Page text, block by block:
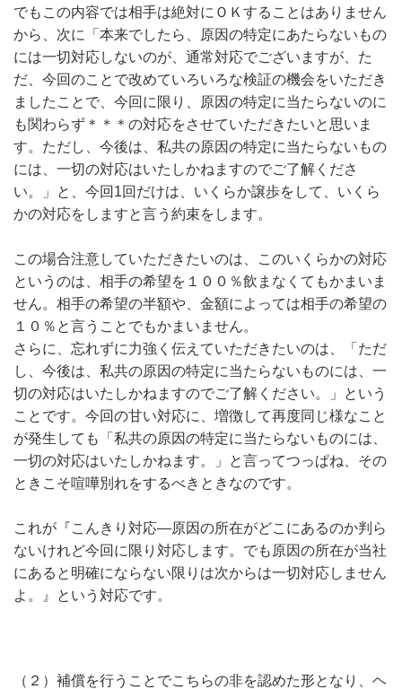
でもこの内容では相手は絶対にＯＫすることはありません
から、次に「本来でしたら、原因の特定にあたらないもの
には一切対応しないのが、通常対応でございますが、た
だ、今回のことで改めていろいろな検証の機会をいただき
ましたことで、今回に限り、原因の特定に当たらないのに
も関わらず＊＊＊の対応をさせていただきたいと思いま
す。ただし、今後は、私共の原因の特定に当たらないもの
には、一切の対応はいたしかねますのでご了解くださ
い。」と、今回1回だけは、いくらか譲歩をして、いくら
かの対応をしますと言う約束をします。
この場合注意していただきたいのは、このいくらかの対応
というのは、相手の希望を１００％飲まなくてもかまいま
せん。相手の希望の半額や、金額によっては相手の希望の
１０％と言うことでもかまいません。
さらに、忘れずに力強く伝えていただきたいのは、「ただ
し、今後は、私共の原因の特定に当たらないものには、一
切の対応はいたしかねますのでご了解ください。」という
ことです。今回の甘い対応に、増徴して再度同じ様なこと
が発生しても「私共の原因の特定に当たらないものには、
一切の対応はいたしかねます。」と言ってつっぱね、その
ときこそ喧嘩別れをするべきときなのです。
これが『こんきり対応―原因の所在がどこにあるのか判ら
ないけれど今回に限り対応します。でも原因の所在が当社
にあると明確にならない限りは次からは一切対応しません
よ。』という対応です。
（２）補償を行うことでこちらの非を認めた形となり、ヘ